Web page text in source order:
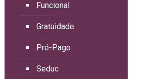
Funcional
Gratuidade
Pré-Pago
Seduc